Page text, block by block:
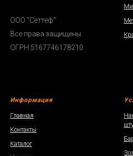
ООО "Сеттеф"
Все права защищены.
ОГРН 5167746178210
Информация
Главная
Контакты
Каталог